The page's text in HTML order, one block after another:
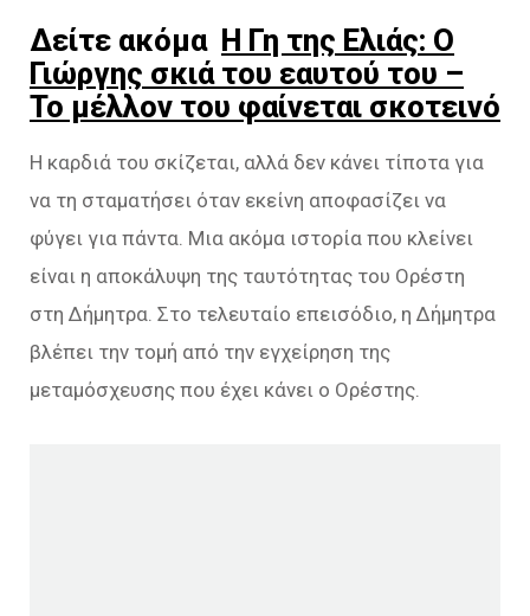
Δείτε ακόμα Η Γη της Ελιάς: Ο
Γιώργης σκιά του εαυτού του –
Το μέλλον του φαίνεται σκοτεινό
Η καρδιά του σκίζεται, αλλά δεν κάνει τίποτα για
να τη σταματήσει όταν εκείνη αποφασίζει να
φύγει για πάντα. Μια ακόμα ιστορία που κλείνει
είναι η αποκάλυψη της ταυτότητας του Ορέστη
στη Δήμητρα. Στο τελευταίο επεισόδιο, η Δήμητρα
βλέπει την τομή από την εγχείρηση της
μεταμόσχευσης που έχει κάνει ο Ορέστης.